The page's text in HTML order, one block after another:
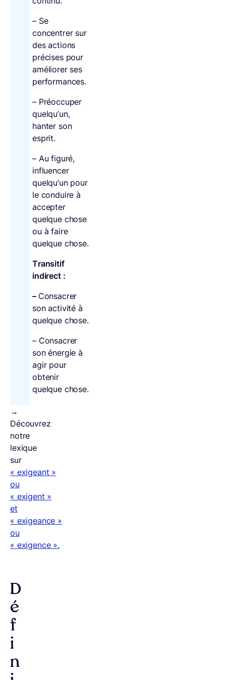
– Se
concentrer sur
des actions
précises pour
améliorer ses
performances.
– Préoccuper
quelqu’un,
hanter son
esprit.
– Au figuré,
influencer
quelqu’un pour
le conduire à
accepter
quelque chose
ou à faire
quelque chose.
Transitif
indirect :
– Consacrer
son activité à
quelque chose.
– Consacrer
son énergie à
agir pour
obtenir
quelque chose.
→
Découvrez
notre
lexique
sur
« exigeant »
ou
« exigent »
et
« exigeance »
ou
« exigence ».
D
é
f
i
n